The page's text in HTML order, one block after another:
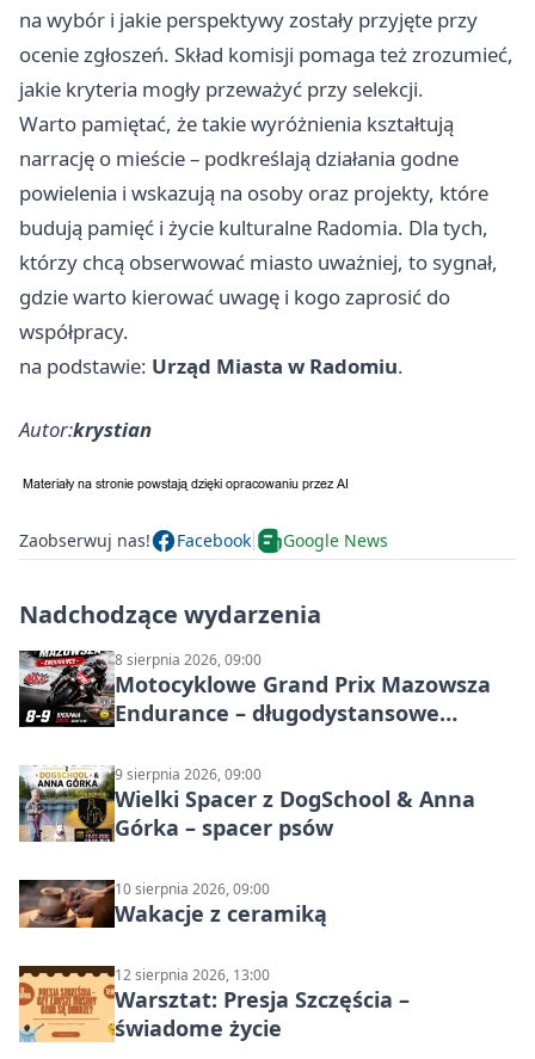
na wybór i jakie perspektywy zostały przyjęte przy
ocenie zgłoszeń. Skład komisji pomaga też zrozumieć,
jakie kryteria mogły przeważyć przy selekcji.
Warto pamiętać, że takie wyróżnienia kształtują
narrację o mieście – podkreślają działania godne
powielenia i wskazują na osoby oraz projekty, które
budują pamięć i życie kulturalne Radomia. Dla tych,
którzy chcą obserwować miasto uważniej, to sygnał,
gdzie warto kierować uwagę i kogo zaprosić do
współpracy.
na podstawie: Urząd Miasta w Radomiu.
Autor:krystian
Zaobserwuj nas! Facebook Google News
Nadchodzące wydarzenia
8 sierpnia 2026, 09:00
Motocyklowe Grand Prix Mazowsza
Endurance – długodystansowe
9 sierpnia 2026, 09:00
Wielki Spacer z DogSchool & Anna
Górka – spacer psów
10 sierpnia 2026, 09:00
Wakacje z ceramiką
12 sierpnia 2026, 13:00
Warsztat: Presja Szczęścia –
świadome życie